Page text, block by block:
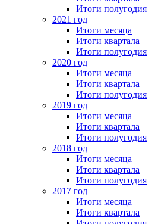
Итоги полугодия
2021 год
Итоги месяца
Итоги квартала
Итоги полугодия
2020 год
Итоги месяца
Итоги квартала
Итоги полугодия
2019 год
Итоги месяца
Итоги квартала
Итоги полугодия
2018 год
Итоги месяца
Итоги квартала
Итоги полугодия
2017 год
Итоги месяца
Итоги квартала